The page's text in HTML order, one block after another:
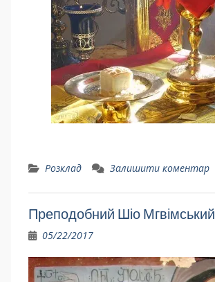
Розклад Залишити коментар
Преподобний Шіо Мгвімський
05/22/2017